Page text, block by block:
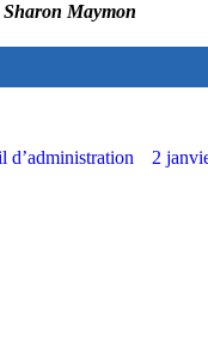
Maymon
d’administration 2